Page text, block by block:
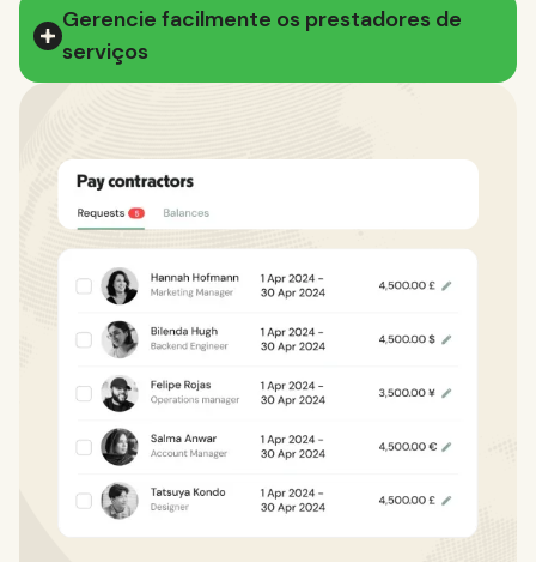
Gerencie facilmente os prestadores de
serviços